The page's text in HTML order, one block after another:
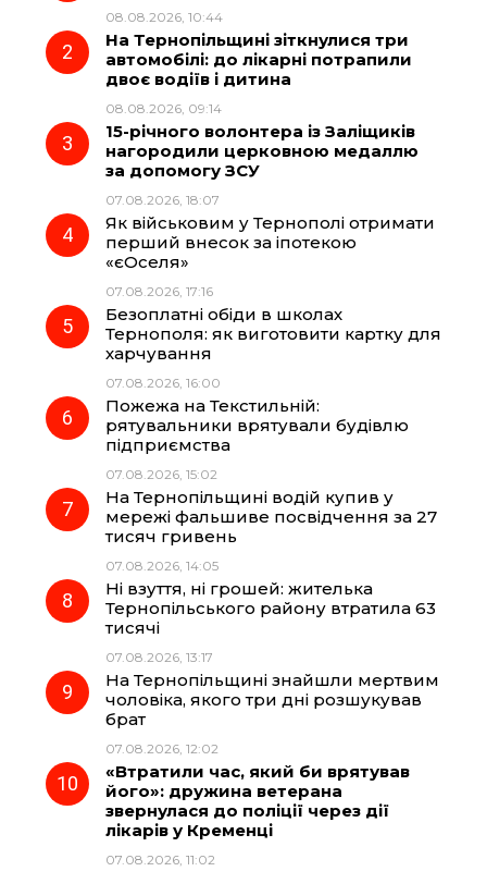
o
o
g
r
a p
08.08.2026, 10:44
На Тернопільщині зіткнулися три
автомобілі: до лікарні потрапили
двоє водіїв і дитина
08.08.2026, 09:14
15-річного волонтера із Заліщиків
нагородили церковною медаллю
за допомогу ЗСУ
07.08.2026, 18:07
Як військовим у Тернополі отримати
перший внесок за іпотекою
«єОселя»
07.08.2026, 17:16
Безоплатні обіди в школах
Тернополя: як виготовити картку для
харчування
07.08.2026, 16:00
Пожежа на Текстильній:
рятувальники врятували будівлю
підприємства
07.08.2026, 15:02
На Тернопільщині водій купив у
мережі фальшиве посвідчення за 27
тисяч гривень
07.08.2026, 14:05
Ні взуття, ні грошей: жителька
Тернопільського району втратила 63
тисячі
07.08.2026, 13:17
На Тернопільщині знайшли мертвим
чоловіка, якого три дні розшукував
брат
07.08.2026, 12:02
«Втратили час, який би врятував
його»: дружина ветерана
звернулася до поліції через дії
лікарів у Кременці
07.08.2026, 11:02